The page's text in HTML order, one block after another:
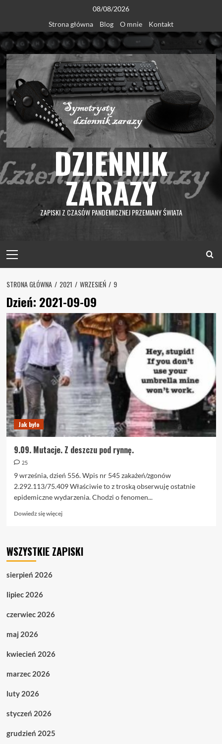
content
08/08/2026
Strona główna
Blog O mnie Kontakt
DZIENNIK
ZARAZY
ZAPISKI Z CZASÓW PANDEMICZNEJ PRZEMIANY ŚWIATA
Menu
STRONA GŁÓWNA 2021 WRZESIEŃ 9
Dzień: 2021-09-09
Jak było
9.09. Mutacje. Z deszczu pod rynnę.
25
9 września, dzień 556. Wpis nr 545 zakażeń/zgonów
2.292.113/75.409 Właściwie to z troską obserwuję ostatnie
epidemiczne wydarzenia. Chodzi o fenomen...
Dowiedz się więcejDowiedz
9.09.
WSZYSTKIE ZAPISKI
sierpień 2026
lipiec 2026
czerwiec 2026
maj 2026
kwiecień 2026
marzec 2026
luty 2026
styczeń 2026
grudzień 2025